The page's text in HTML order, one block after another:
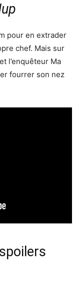
pour en extrader
chef. Mais sur
l’enquêteur Ma
fourrer son nez